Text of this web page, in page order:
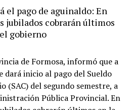
el pago de aguinaldo: En
jubilados cobrarán últimos
gobierno
de Formosa, informó que a
dará inicio al pago del Sueldo
(SAC) del segundo semestre, a
Pública Provincial. En